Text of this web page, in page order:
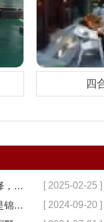
四
仿古门窗是寺庙建筑中的理想选择，换一次用终生【冠墅阳光】 [ 2025-02-25 ]
寺庙门窗都喜欢采用雕刻描金，是锦上添花吗？【冠墅阳光】 [ 2024-09-20 ]